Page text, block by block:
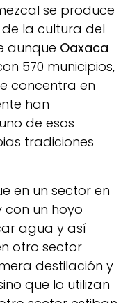
se produce
la cultura del
aunque Oaxaca
570 municipios,
concentra en
han
de esos
tradiciones
en un sector en
con un hoyo
agua y así
otro sector
destilación y
que lo utilizan